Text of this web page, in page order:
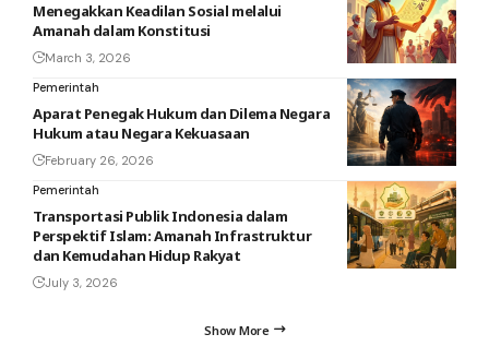
Menegakkan Keadilan Sosial melalui
Amanah dalam Konstitusi
March 3, 2026
Pemerintah
Aparat Penegak Hukum dan Dilema Negara
Hukum atau Negara Kekuasaan
February 26, 2026
Pemerintah
Transportasi Publik Indonesia dalam
Perspektif Islam: Amanah Infrastruktur
dan Kemudahan Hidup Rakyat
July 3, 2026
Show More